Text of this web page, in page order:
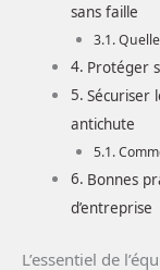
sans faille
Protéger
Sécuriser
antichute
Bonnes
d’entreprise
L’essentiel de